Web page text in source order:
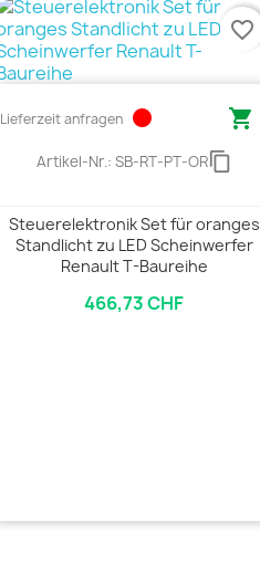
Lieferzeit anfragen circle 
Artikel-Nr.: SB-RT-PT-ORcontent_copy
Steuerelektronik Set für oranges
Standlicht zu LED Scheinwerfer
Renault T-Baureihe
466,73 CHF
favorite_border